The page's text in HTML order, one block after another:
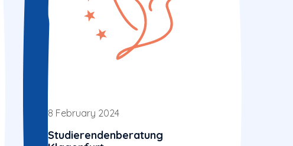
8 February 2024
Studierendenberatung